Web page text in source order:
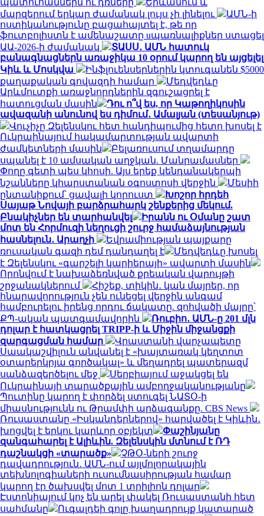
մարզերում երկար ժամանակ լույս չի լինելու
ԱՄՆ-ի
ոստիկանությունը բացահայտել է, թե որ
ֆուտբոլիստն է ամենաշատը uպառնալիքներ ստացել
ԱԱ-2026-ի ժամանակ
ՏԱՍՍ․ ԱՄՆ հատուկ
բանագնացներն առաջիկա 10 օրում կարող են այցելել
Կիև և Մոսկվա
Ինֆլուենսերներին կտուգանեն $5000
քաղաքական գովազդի համար
Մեդվեդևը
Արևմուտքի առաջնորդներին զգուշացրել է
հատուցման մասին
Դու ո՞վ ես, որ Կաթողիկոսին
ավազանի անունով ես դիմում․ Ամալյան (տեսանյութ)
Վուչիչը Զելենսկու հետ հանդիպումից հետո խոսել է
Ուկրաինայում հակամարտության ավարտի
ժամկետների մասին
Բելառուսում տղամարդը
սպանել է 10 ամսական աղջկան. Մանրամասներ
Փողը գետի պես կհոսի. Այս երեք կենդանակերպի
նշանները կհարստանան օգոստոսի վերջին
Մեսիի
ընտանիքում՝ ցավալի կորուստ
Խոշոր հրդեհ
Սայաթ Նովայի բարձրահարկ շենքերից մեկում.
Բնակիչներ են տարհանվել
Իրանն ու Օմանը շատ
մոտ են Հորմուզի նեղուցի շուրջ համաձայնության
հասնելուն․ Արաղչի
Եվրամիության պայքարը
ռուսական գազի դեմ դանդաղել է
Մեդվեդևը խոսել
է Զելենսկու «գարշելի կարիերայի» ավարտի մասին
Որոնվում է նախաձեռնված քրեական վարույթի
շրջանակներում
Հիշեք, տիկին․ կան մայրեր, որ
հնարավորություն չեն ունեցել վերջին անգամ
համբուրելու իրենց որդու ճակատը. զոհվածի մայրը՝
ՔՊ-ական պատգամավորին
Ռուբիո․ ԱՄՆ-ը 201 մլն
դոլար է հատկացրել TRIPP-ի և Միջին միջանցքի
զարգացման համար
Վրաստանի վարչապետը
Սաակաշվիլուն անվանել է «խայտառակ կեղտոտ
օտարերկրյա գործակալ» և մեղադրել պատերազմ
սանձազերծելու մեջ
Սերբիայում աջակցել են
Ուկրաինայի տարածքային ամբողջականությանը
Պուտինը կարող է փորձել ստուգել ՆԱՏՕ-ի
միասնությունն ու Թրամփի արձագանքը. CBS News
Ռուսաստանը «Իսկանդերներով» հարվածել է Կիևին․
խոցվել է երկու կարևոր օբյեկտ
Փաշինյանը
զանգահարել է Ալիևին. Զելենսկին մտնում է ՌԴ
դաշնակցի «տարածք»
ՉԹՕ-ների շուրջ
դավադրություն․ ԱՄՆ-ում այլմոլորակային
տեխնոլոգիաների ուսումնասիրության համար
կարող էր ծախսվել մոտ 1 տրիլիոն դոլար
Էստոնիայում կոչ են արել փակել Ռուսաստանի հետ
սահմանը
Ուգալդեի գոլը խաղադրույք կատարած